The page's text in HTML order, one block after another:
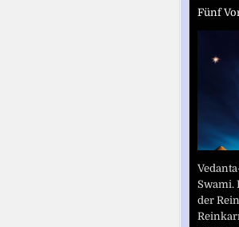
Fünf
Swami.
der